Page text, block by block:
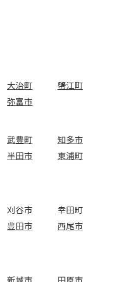
大治町
蟹江町
弥富市
武豊町
知多市
半田市
東浦町
刈谷市
幸田町
豊田市
西尾市